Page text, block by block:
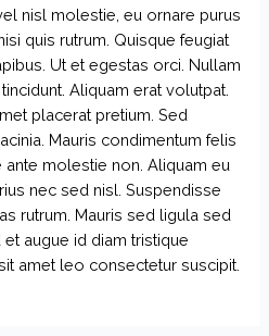
nisl molestie, eu ornare purus
quis rutrum. Quisque feugiat
Ut et egestas orci. Nullam
Aliquam erat volutpat.
placerat pretium. Sed
Mauris condimentum felis
molestie non. Aliquam eu
nec sed nisl. Suspendisse
rutrum. Mauris sed ligula sed
augue id diam tristique
amet leo consectetur suscipit.